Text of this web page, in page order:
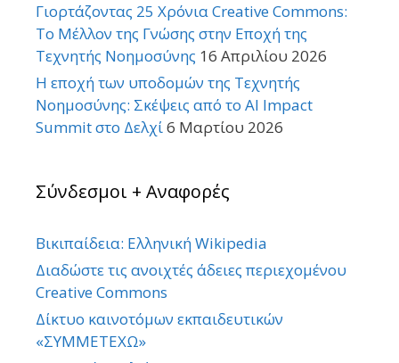
Γιορτάζοντας 25 Χρόνια Creative Commons:
Το Μέλλον της Γνώσης στην Εποχή της
Τεχνητής Νοημοσύνης 16 Απριλίου 2026
Η εποχή των υποδομών της Τεχνητής
Νοημοσύνης: Σκέψεις από το AI Impact
Summit στο Δελχί6 Μαρτίου 2026
Σύνδεσμοι + Αναφορές
Βικιπαίδεια: Ελληνική Wikipedia
Διαδώστε τις ανοιχτές άδειες περιεχομένου
Creative Commons
Δίκτυο καινοτόμων εκπαιδευτικών
«ΣΥΜΜΕΤΕΧΩ»